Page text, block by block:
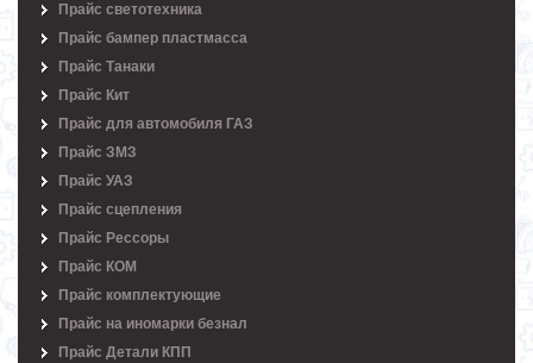
Прайс светотехника
Прайс бампер пластмасса
Прайс Танаки
Прайс Кит
Прайс для автомобиля ГАЗ
Прайс ЗМЗ
Прайс УАЗ
Прайс сцепления
Прайс Рессоры
Прайс КОМ
Прайс комплектующие
Прайс на иномарки безнал
Прайс Детали КПП